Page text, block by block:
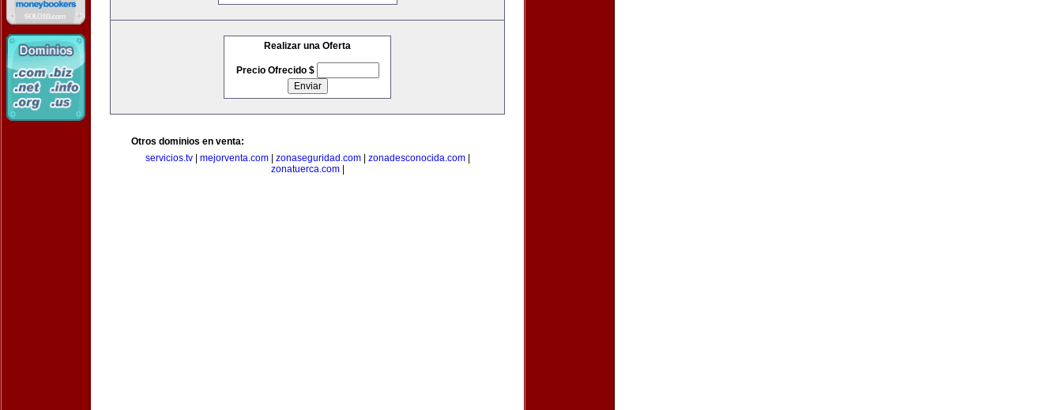
Realizar una Oferta
Precio Ofrecido $
Otros dominios en venta:
servicios.tv| mejorventa.com| zonaseguridad.com| zonadesconocida.com|
zonatuerca.com|